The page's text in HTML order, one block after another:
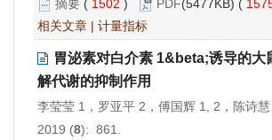
摘要 ( 1502 ) PDF(5477KB) (
相关文章 | 计量指标
胃泌素对白介素 1&beta;诱导的大
解代谢的抑制作用
李莹莹 1，罗亚平 2，傅国辉 1, 2，陈诗慧
2019 (8): 861.